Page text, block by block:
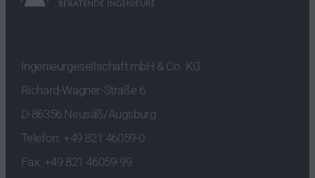
Ingenieurgesellschaft mbH & Co. KG
Richard-Wagner-Straße 6
D-86356 Neusäß/Augsburg
Telefon: +49 821 46059-0
Fax: +49 821 46059-99